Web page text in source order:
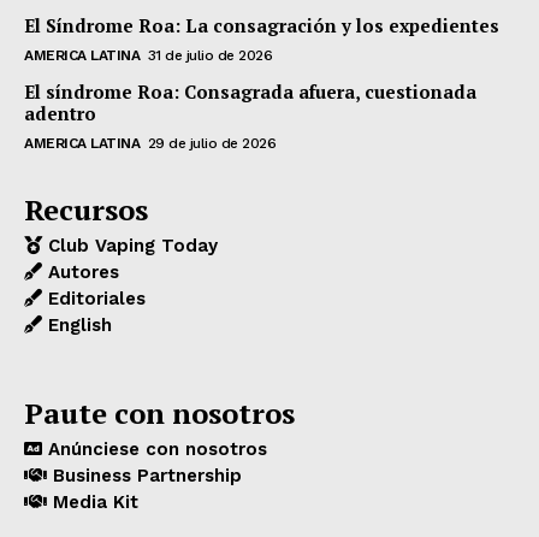
El Síndrome Roa: La consagración y los expedientes
AMERICA LATINA 31 de julio de 2026
El síndrome Roa: Consagrada afuera, cuestionada
adentro
AMERICA LATINA 29 de julio de 2026
Recursos
Club Vaping Today
Autores
Editoriales
English
Paute con nosotros
Anúnciese con nosotros
Business Partnership
Media Kit